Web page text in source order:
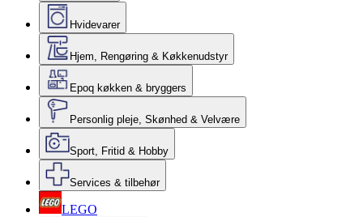
Hvidevarer
Hjem, Rengøring & Køkkenudstyr
Epoq køkken & bryggers
Personlig pleje, Skønhed & Velvære
Sport, Fritid & Hobby
Services & tilbehør
LEGO